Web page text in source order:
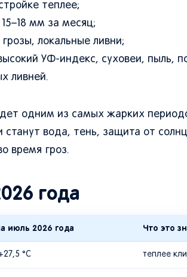
теплее;
мм за месяц;
локальные ливни;
УФ-индекс, суховеи, пыль,
ливней.
одним из самых жарких
вода, тень, защита от
время гроз.
года
июль 2026 года Что это
°C теплее